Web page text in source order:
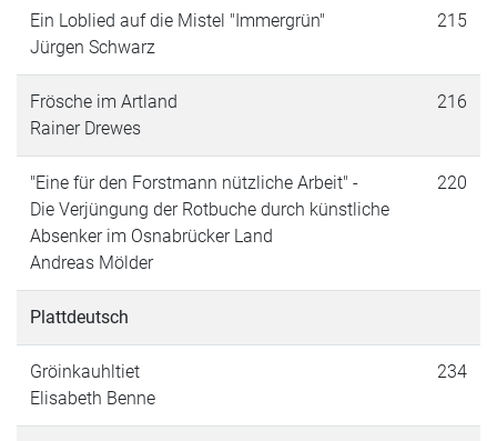
Ein Loblied auf die Mistel "Immergrün"
Jürgen Schwarz
215
Frösche im Artland
Rainer Drewes
216
"Eine für den Forstmann nützliche Arbeit" -
Die Verjüngung der Rotbuche durch künstliche
Absenker im Osnabrücker Land
Andreas Mölder
220
Plattdeutsch
Gröinkauhltiet
Elisabeth Benne
234